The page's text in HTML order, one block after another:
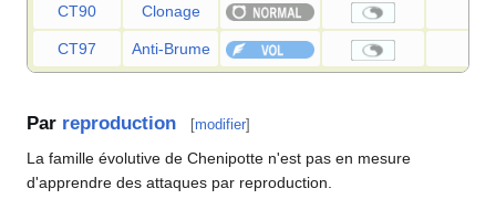
CT90 Clonage
CT97 Anti-Brume
Par reproduction [modifier]
La famille évolutive de Chenipotte n'est pas en mesure
d'apprendre des attaques par reproduction.